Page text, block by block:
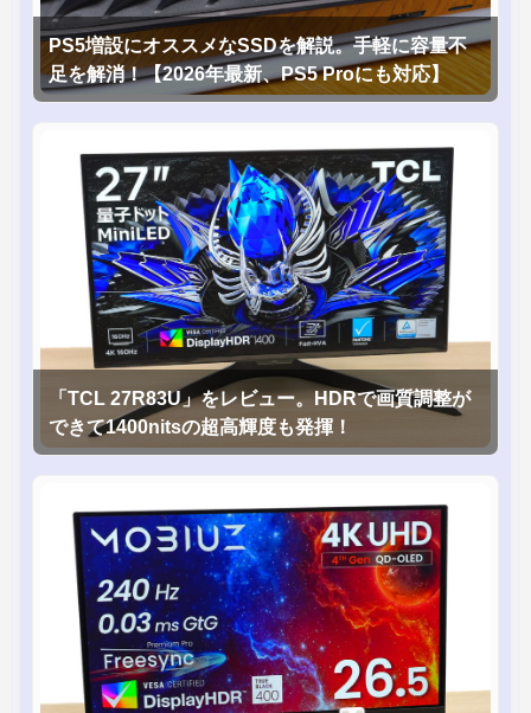
PS5増設にオススメなSSDを解説。手軽に容量不
足を解消！【2026年最新、PS5 Proにも対応】
「TCL 27R83U」をレビュー。HDRで画質調整が
できて1400nitsの超高輝度も発揮！